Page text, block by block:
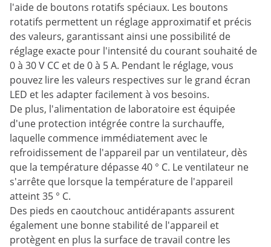
l'aide de boutons rotatifs spéciaux. Les boutons
rotatifs permettent un réglage approximatif et précis
des valeurs, garantissant ainsi une possibilité de
réglage exacte pour l'intensité du courant souhaité de
0 à 30 V CC et de 0 à 5 A. Pendant le réglage, vous
pouvez lire les valeurs respectives sur le grand écran
LED et les adapter facilement à vos besoins.
De plus, l'alimentation de laboratoire est équipée
d'une protection intégrée contre la surchauffe,
laquelle commence immédiatement avec le
refroidissement de l'appareil par un ventilateur, dès
que la température dépasse 40 ° C. Le ventilateur ne
s'arrête que lorsque la température de l'appareil
atteint 35 ° C.
Des pieds en caoutchouc antidérapants assurent
également une bonne stabilité de l'appareil et
protègent en plus la surface de travail contre les